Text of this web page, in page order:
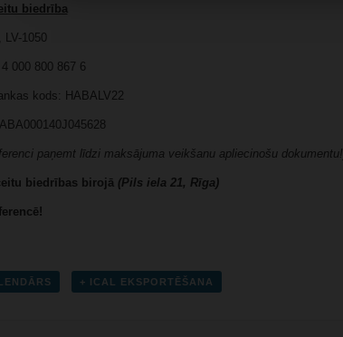
biedrība
1050
000 800 867 6
kods: HABALV22
paņemt līdzi maksājuma veikšanu apliecinošu dokumentu!)
biedrības birojā (Pils iela 21, Rīga)
+ ICAL EKSPORTĒŠANA